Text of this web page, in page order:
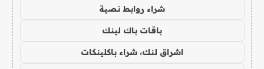
شراء روابط نصية
باقات باك لينك
اشراق لنك، شراء باكلينكات